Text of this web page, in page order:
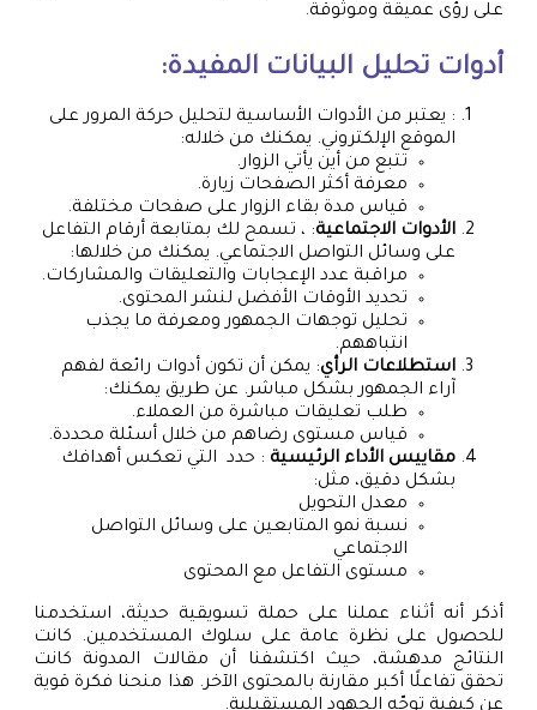
على رؤى عميقة وموثوقة.
أدوات تحليل البيانات المفيدة:
: يعتبر من الأدوات الأساسية لتحليل حركة المرور على
الموقع الإلكتروني. يمكنك من خلاله:
تتبع من أين يأتي الزوار.
معرفة أكثر الصفحات زيارة.
قياس مدة بقاء الزوار على صفحات مختلفة.
الأدوات الاجتماعية: ، تسمح لك بمتابعة أرقام التفاعل
على وسائل التواصل الاجتماعي. يمكنك من خلالها:
مراقبة عدد الإعجابات والتعليقات والمشاركات.
تحديد الأوقات الأفضل لنشر المحتوى.
تحليل توجهات الجمهور ومعرفة ما يجذب
انتباههم.
استطلاعات الرأي: يمكن أن تكون أدوات رائعة لفهم
آراء الجمهور بشكل مباشر. عن طريق يمكنك:
طلب تعليقات مباشرة من العملاء.
قياس مستوى رضاهم من خلال أسئلة محددة.
مقاييس الأداء الرئيسية : حدد التي تعكس أهدافك
بشكل دقيق، مثل:
معدل التحويل
نسبة نمو المتابعين على وسائل التواصل
الاجتماعي
مستوى التفاعل مع المحتوى
أذكر أنه أثناء عملنا على حملة تسويقية حديثة، استخدمنا
للحصول على نظرة عامة على سلوك المستخدمين. كانت
النتائج مدهشة، حيث اكتشفنا أن مقالات المدونة كانت
تحقق تفاعلًا أكبر مقارنة بالمحتوى الآخر. هذا منحنا فكرة قوية
عن كيفية توجّه الجهود المستقبلية.